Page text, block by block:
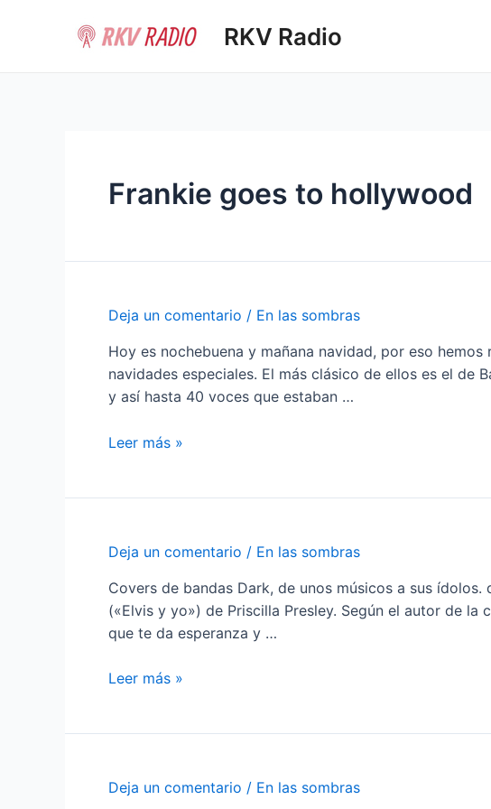
RKV Radio
Frankie goes to hollywood
Deja un comentario / En las sombras
Hoy es nochebuena y mañana navidad, por eso
navidades especiales. El más clásico de ellos es el de
y así hasta 40 voces que estaban …
Dark
Leer más »
Deja un comentario / En las sombras
Covers de bandas Dark, de unos músicos a sus
(«Elvis y yo») de Priscilla Presley. Según el autor de
que te da esperanza y …
Dark
Leer más »
Deja un comentario / En las sombras